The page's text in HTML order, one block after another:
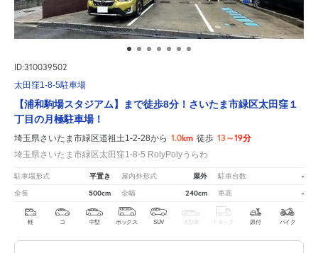
ID:310039502
太田窪1-8-5駐車場
【浦和駒場スタジアム】まで徒歩8分！さいたま市緑区太田窪１
丁目の月極駐車場！
埼玉県さいたま市緑区道祖土1-2-28から 1.0km 徒歩 13～19分
埼玉県さいたま市緑区太田窪1-8-5 RolyPolyうらわ
駐車場形式 平置き 屋内外形式 屋外 駐車台数 -
全長 500cm 全幅 240cm 車高 -
軽 コ 中型 ボックス SUV 大型車 トラック 原付 バイク